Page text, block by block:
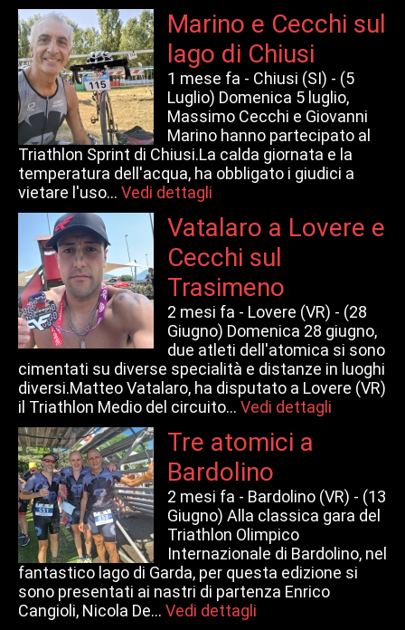
Marino e Cecchi sul
lago di Chiusi
1 mese fa - Chiusi (SI) - (5
Luglio) Domenica 5 luglio,
Massimo Cecchi e Giovanni
Marino hanno partecipato al
Triathlon Sprint di Chiusi.La calda giornata e la
temperatura dell'acqua, ha obbligato i giudici a
vietare l'uso... Vedi dettagli
Vatalaro a Lovere e
Cecchi sul
Trasimeno
2 mesi fa - Lovere (VR) - (28
Giugno) Domenica 28 giugno,
due atleti dell'atomica si sono
cimentati su diverse specialità e distanze in luoghi
diversi.Matteo Vatalaro, ha disputato a Lovere (VR)
il Triathlon Medio del circuito... Vedi dettagli
Tre atomici a
Bardolino
2 mesi fa - Bardolino (VR) - (13
Giugno) Alla classica gara del
Triathlon Olimpico
Internazionale di Bardolino, nel
fantastico lago di Garda, per questa edizione si
sono presentati ai nastri di partenza Enrico
Cangioli, Nicola De... Vedi dettagli